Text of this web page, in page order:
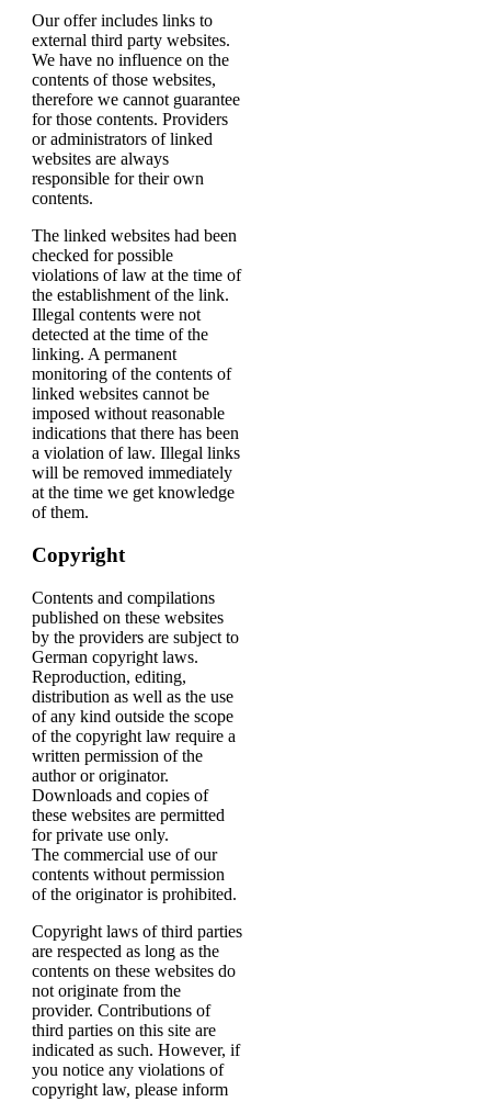
Our offer includes links to
external third party websites.
We have no influence on the
contents of those websites,
therefore we cannot guarantee
for those contents. Providers
or administrators of linked
websites are always
responsible for their own
contents.
The linked websites had been
checked for possible
violations of law at the time of
the establishment of the link.
Illegal contents were not
detected at the time of the
linking. A permanent
monitoring of the contents of
linked websites cannot be
imposed without reasonable
indications that there has been
a violation of law. Illegal links
will be removed immediately
at the time we get knowledge
of them.
Copyright
Contents and compilations
published on these websites
by the providers are subject to
German copyright laws.
Reproduction, editing,
distribution as well as the use
of any kind outside the scope
of the copyright law require a
written permission of the
author or originator.
Downloads and copies of
these websites are permitted
for private use only.
The commercial use of our
contents without permission
of the originator is prohibited.
Copyright laws of third parties
are respected as long as the
contents on these websites do
not originate from the
provider. Contributions of
third parties on this site are
indicated as such. However, if
you notice any violations of
copyright law, please inform